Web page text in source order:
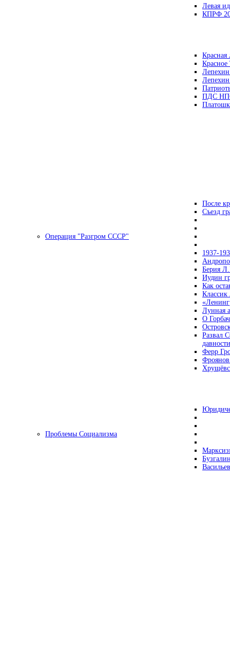
Левая
КПРФ
Красная
ПДС
После
Съезд
Операция "Разгром СССР"
1937-
Берия
Иудин
Как
Лунная
О
Развал
давности
Ферр
Проблемы Социализма